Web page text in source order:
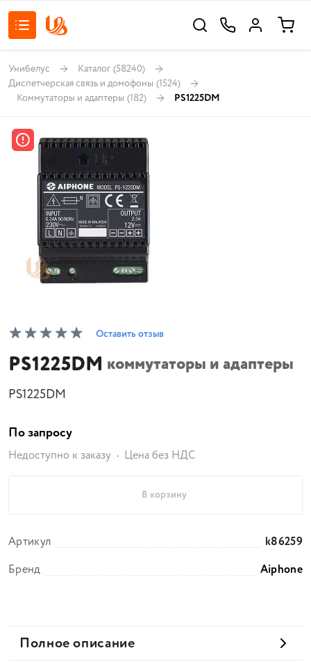
Унибелус Каталог (58240)
Диспетчерская связь и домофоны (1524)
Коммутаторы и адаптеры (182) PS1225DM
Оставить отзыв
PS1225DM коммутаторы и адаптеры
PS1225DM
По запросу
Недоступно к заказу Цена без НДС
В корзину
Артикул
k86259
Бренд
Aiphone
Полное описание